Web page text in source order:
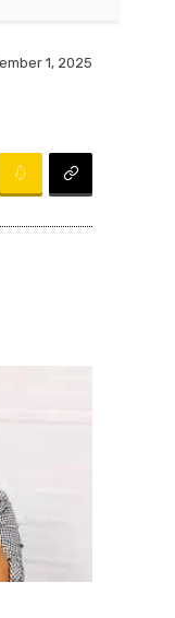
1, 2025